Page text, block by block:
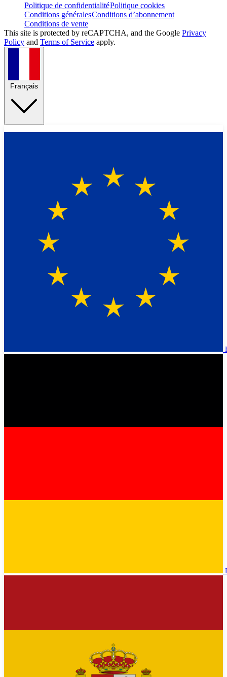
Politique de confidentialitéPolitique cookies
Conditions généralesConditions d’abonnement
Conditions de vente
This site is protected by reCAPTCHA, and the Google Privacy
Policy and Terms of Service apply.
Français